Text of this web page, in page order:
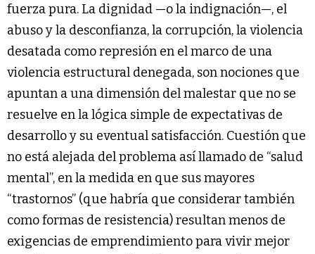
fuerza pura. La dignidad —o la indignación—, el
abuso y la desconfianza, la corrupción, la violencia
desatada como represión en el marco de una
violencia estructural denegada, son nociones que
apuntan a una dimensión del malestar que no se
resuelve en la lógica simple de expectativas de
desarrollo y su eventual satisfacción. Cuestión que
no está alejada del problema así llamado de “salud
mental”, en la medida en que sus mayores
“trastornos” (que habría que considerar también
como formas de resistencia) resultan menos de
exigencias de emprendimiento para vivir mejor